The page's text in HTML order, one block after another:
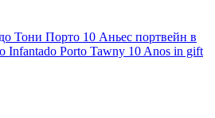
Тони Порто 10 Аньес портвейн в
Infantado Porto Tawny 10 Anos in gift